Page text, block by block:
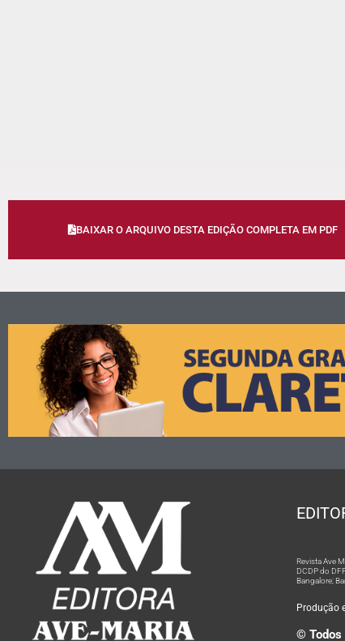
BAIXAR O ARQUIVO DESTA EDIÇÃO COMPLETA EM PDF
Revista Ave
DCDP do
Bangalore;
Produção
© Todos